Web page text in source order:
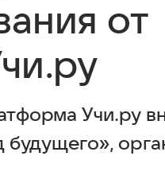
от
Учи.ру